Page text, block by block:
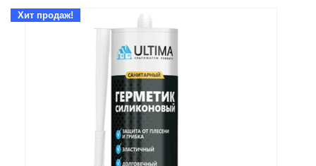
Хит продаж!